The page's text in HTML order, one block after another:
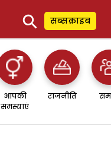
⚲ सब्सक्राइब
आपकी
समस्याएं
राजनीति